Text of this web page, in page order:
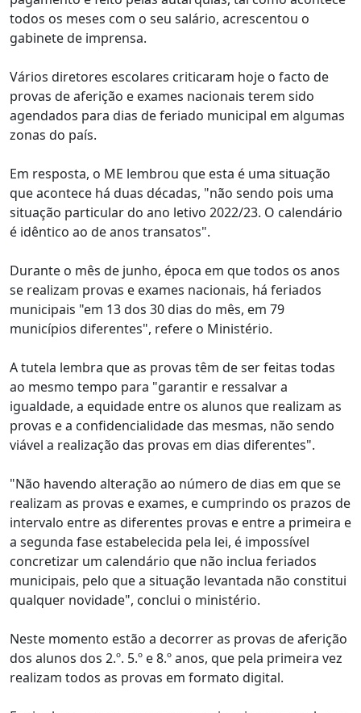
todos os meses com o seu salário, acrescentou o
gabinete de imprensa.
Vários diretores escolares criticaram hoje o facto de
provas de aferição e exames nacionais terem sido
agendados para dias de feriado municipal em algumas
zonas do país.
Em resposta, o ME lembrou que esta é uma situação
que acontece há duas décadas, "não sendo pois uma
situação particular do ano letivo 2022/23. O calendário
é idêntico ao de anos transatos".
Durante o mês de junho, época em que todos os anos
se realizam provas e exames nacionais, há feriados
municipais "em 13 dos 30 dias do mês, em 79
municípios diferentes", refere o Ministério.
A tutela lembra que as provas têm de ser feitas todas
ao mesmo tempo para "garantir e ressalvar a
igualdade, a equidade entre os alunos que realizam as
provas e a confidencialidade das mesmas, não sendo
viável a realização das provas em dias diferentes".
"Não havendo alteração ao número de dias em que se
realizam as provas e exames, e cumprindo os prazos de
intervalo entre as diferentes provas e entre a primeira e
a segunda fase estabelecida pela lei, é impossível
concretizar um calendário que não inclua feriados
municipais, pelo que a situação levantada não constitui
qualquer novidade", conclui o ministério.
Neste momento estão a decorrer as provas de aferição
dos alunos dos 2.º. 5.º e 8.º anos, que pela primeira vez
realizam todos as provas em formato digital.